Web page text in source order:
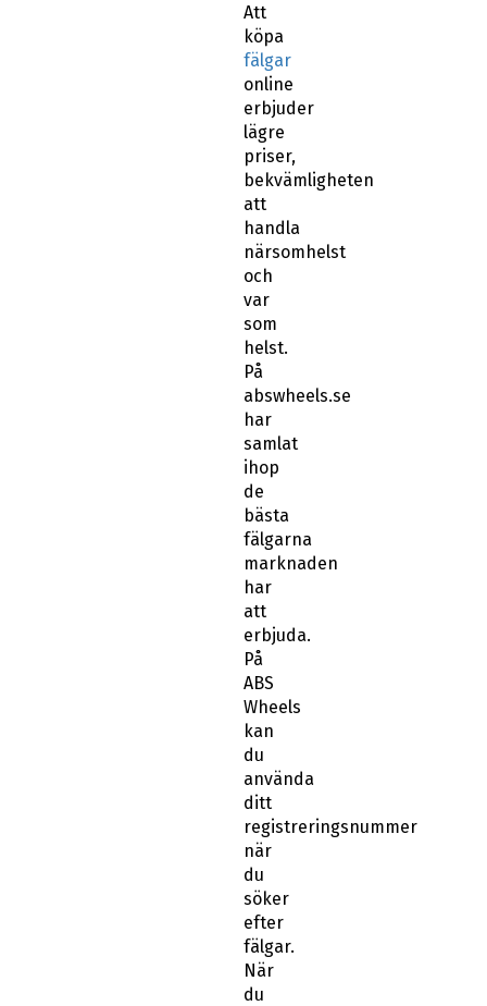
Att
köpa
fälgar
online
erbjuder
lägre
priser,
bekvämligheten
att
handla
närsomhelst
och
var
som
helst.
På
abswheels.se
har
samlat
ihop
de
bästa
fälgarna
marknaden
har
att
erbjuda.
På
ABS
Wheels
kan
du
använda
ditt
registreringsnummer
när
du
söker
efter
fälgar.
När
du